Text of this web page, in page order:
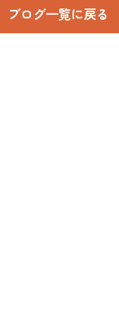
ブログ⼀覧に戻る